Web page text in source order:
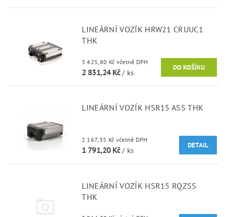
LINEÁRNÍ VOZÍK HRW21 CRUUC1
THK
3 425,80 Kč včetně DPH
2 831,24 Kč/ ks
LINEÁRNÍ VOZÍK HSR15 ASS THK
2 167,35 Kč včetně DPH
1 791,20 Kč/ ks
DETAIL
LINEÁRNÍ VOZÍK HSR15 RQZSS
THK